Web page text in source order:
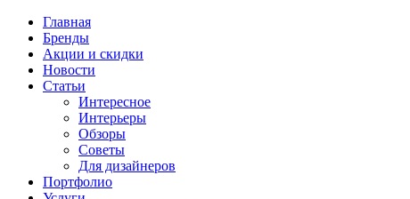
Главная
Бренды
Акции и скидки
Новости
Статьи
Интересное
Интерьеры
Обзоры
Советы
Для дизайнеров
Портфолио